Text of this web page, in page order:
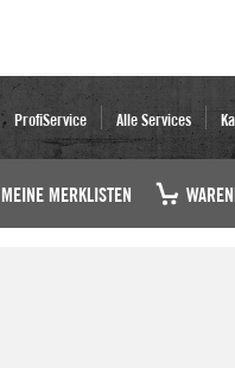
ProfiService Alle Services
MEINE MERKLISTEN